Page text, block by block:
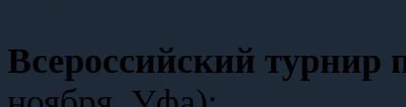
Всероссийский турнир